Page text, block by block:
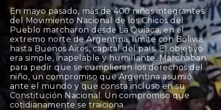
En mayo pasado, más de 400 niños integrantes
del Movimiento Nacional de los Chicos del
Pueblo marcharon desde La Quiaca, en el
extremo norte de Argentina, límite con Bolivia,
hasta Buenos Aires, capital del país. El objetivo
era simple, inapelable y humillante. Marchaban
para pedir que se cumplieran los derechos del
niño, un compromiso que Argentina asumió
ante el mundo y que consta incluso en su
Constitución Nacional. Un compromiso que
cotidianamente se traiciona.